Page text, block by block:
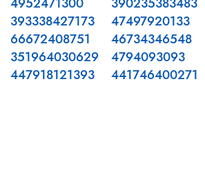
4952471300
393338427173
66672408751
351964030629
447918121393
390235383483
47497920133
46734346548
4794093093
441746400271